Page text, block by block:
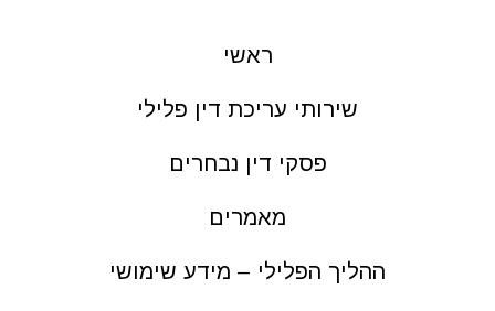
ראשי
שירותי עריכת דין פלילי
פסקי דין נבחרים
מאמרים
ההליך הפלילי – מידע שימושי